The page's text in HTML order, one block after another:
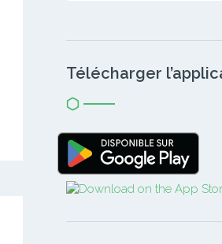
Télécharger